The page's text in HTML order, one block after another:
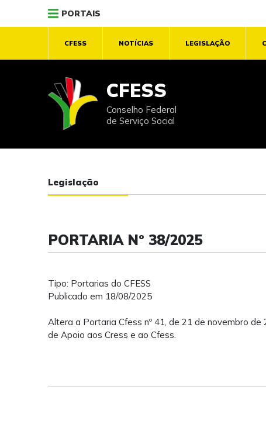
PORTAIS
CFESS NOTÍCIAS LEGISLAÇÃO
CFESS
Conselho Federal
de Serviço Social
Legislação
PORTARIA Nº 38/2025
Tipo: Portarias do CFESS
Publicado em 18/08/2025
Altera a Portaria Cfess nº 41, de 21 de novembro de
de Apoio aos Cress e ao Cfess.